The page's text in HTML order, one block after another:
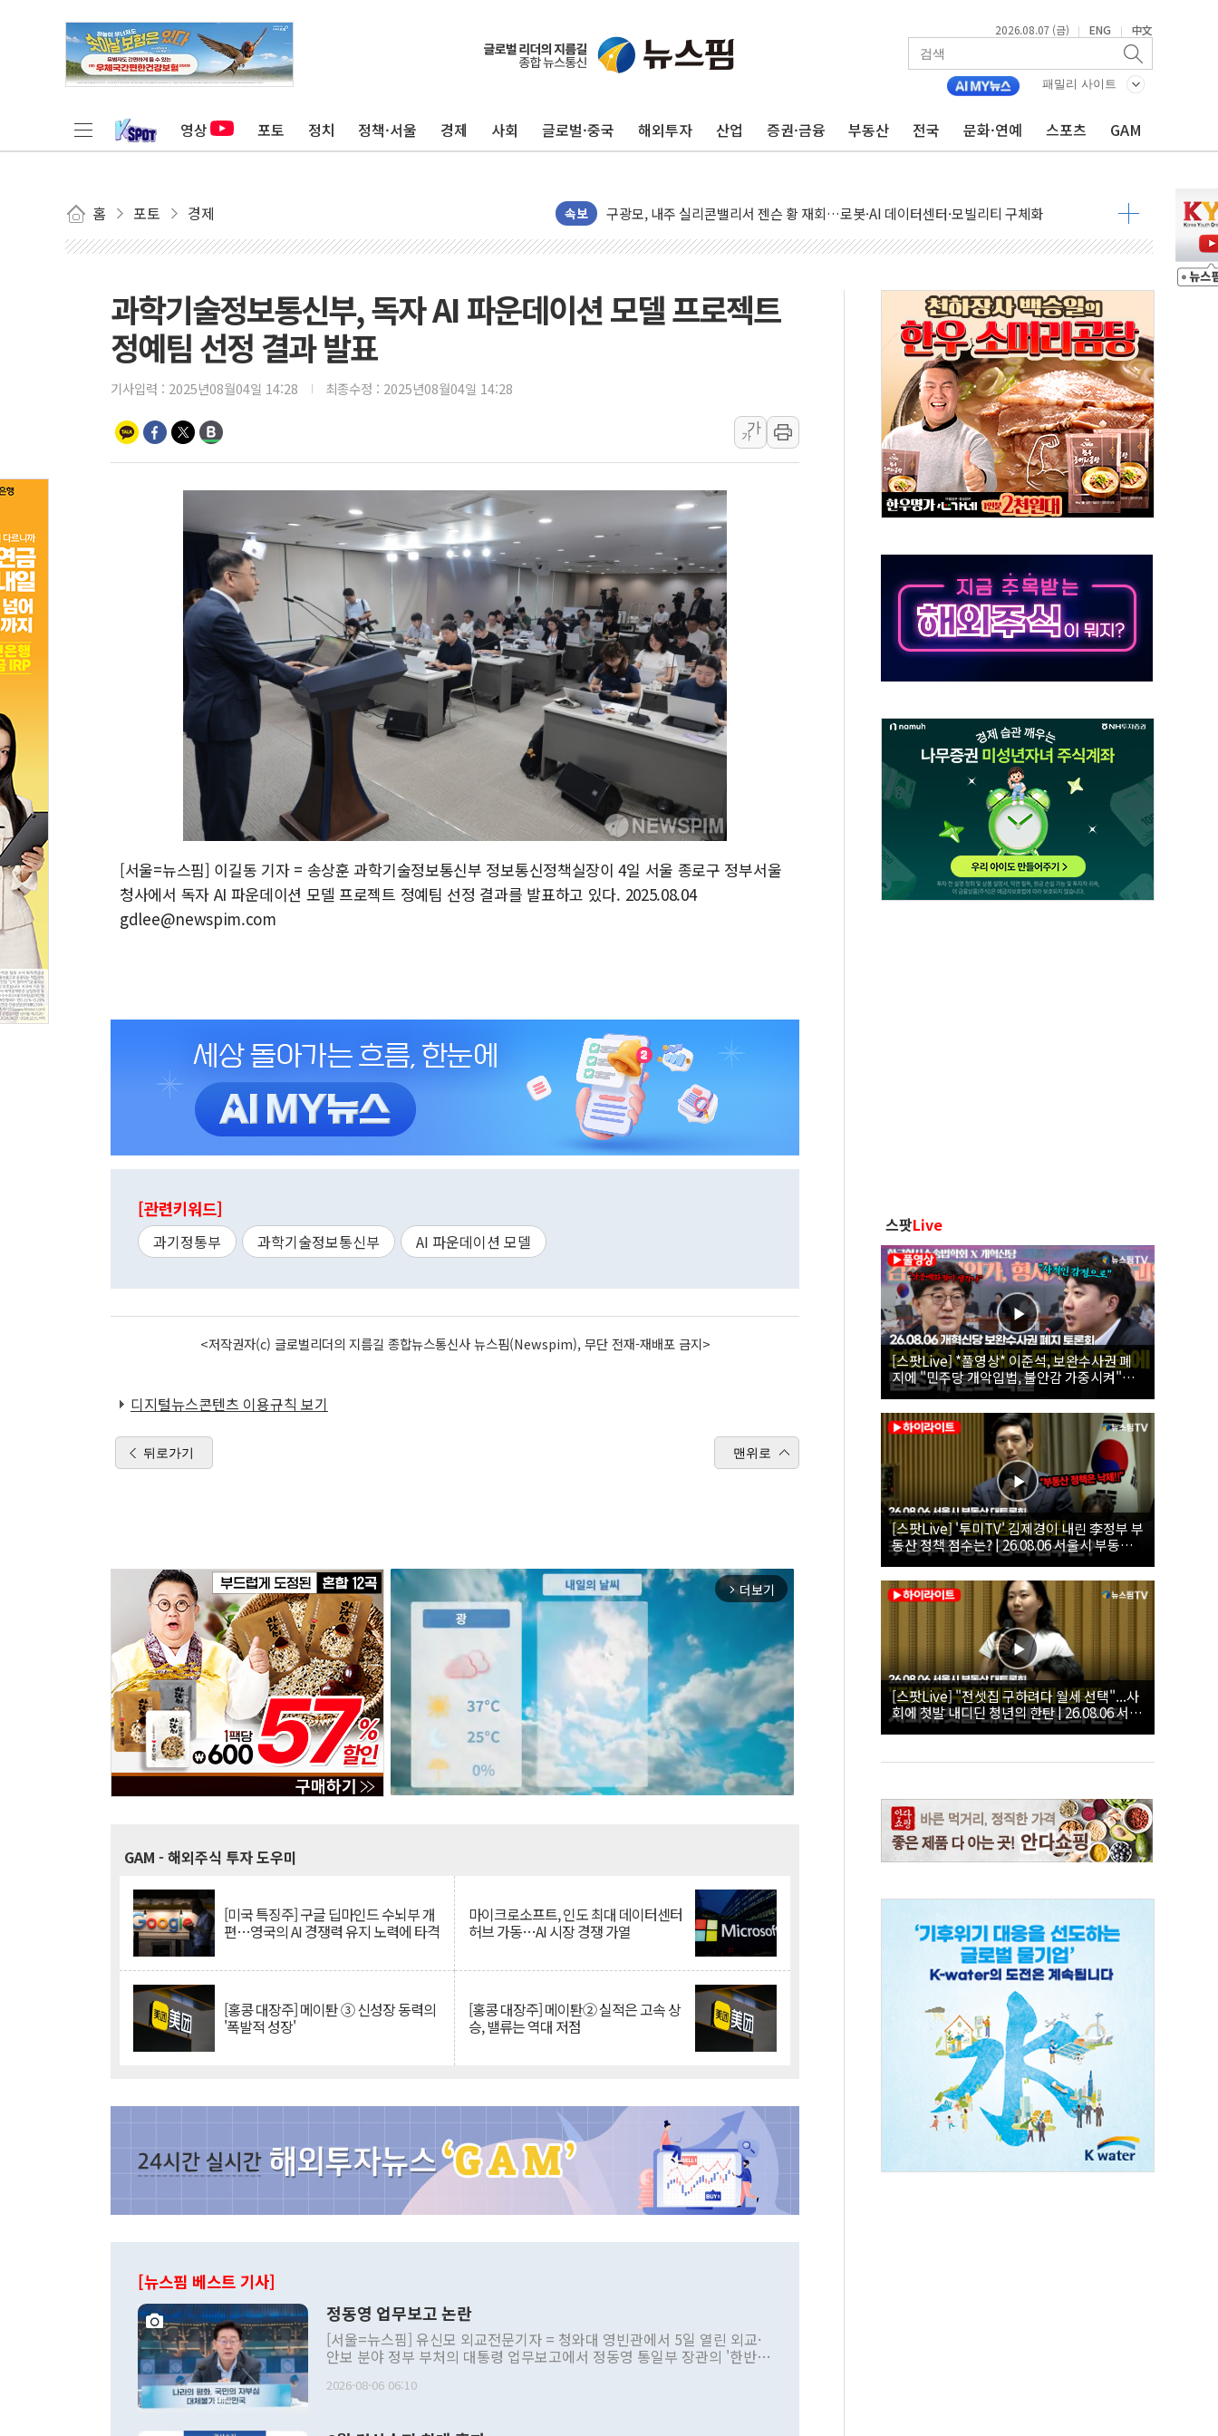
2026.08.07 (금) | ENG | 中文
패밀리 사이트
영상 포토 정치 정책·서울 경제 사회 글로벌·중국 해외투자 산업 증권·금융 부동산 전국 문화·연예 스포츠 GAM
홈 포토 경제 속보
유럽증시, 견조한 실적 소화하며 대부분 상승… "2분기 기업 순이익 21% 증가" 전망
구광모, 내주 실리콘밸리서 젠슨 황 재회…로봇·AI 데이터센터·모빌리티 구체화
뉴욕증시 개장 전 특징주...모더나·아이온큐·도어대시↑ VS 샌디스크·피그마·앱러빈↓
뉴욕증시 프리뷰, 미 주가선물 AI주 차익실현 속 혼조세...웨스턴디지털·샌디스크↓
청와대, 북한 단거리 탄도미사일 발사에 긴급 안보 점검회의
금값 7주 만에 최고…美 고용 둔화·호르무즈 재개방 기대에 강세
[인도증시] 중동 긴장 완화에 실적 호조까지, 상승...호실적 보고 기업 상승세 뚜렷
러, 1인칭시점 드론으로 우크라 민간인 '사파리' 공격… 시민들 공포감 극대화 전략
[베트남 증시] 지수 하락 속 'DGC' 임시 주총 기대감에 홀로 상한가…마진 잔액은 사상 최고
'월가의 황제' 다이먼 "금융시장 레버리지 위험수위…숨은 차입이 더 큰 변수"
양주 섬유염색공장서 화재 1명 중상…대응 1단계 진압 중
김정관 산업부 장관 "주 52시간 손봐야, 경쟁상대 中과 비교해야"
해군 1함대 창설 80주년…지역과 함께하는 '선봉'의 대민 봉사
[3보] 북, 원산서 동해로 단거리 탄도미사일 1발 발사… 올해 10번째·42일 만 도발
우크라 드론 전술, 중남미 콜롬비아에 새 안보 위기… 반군·마약카르텔이 습득해 전투 활용
동해해경, 독도 해상서 부유물 감긴 어선 구조
주한미군 "오산기지 누출, 백린 아닌 무해한 표면 부식 물질"
구미 폐염산처리업체서 불 2시간30여분만에 진화...외국인 노동자 숨져
과학기술정보통신부, 독자 AI 파운데이션 모델 프로젝트
정예팀 선정 결과 발표
기사입력 : 2025년08월04일 14:28 최종수정 : 2025년08월04일 14:28
가
가
[서울=뉴스핌] 이길동 기자 = 송상훈 과학기술정보통신부 정보통신정책실장이 4일 서울 종로구 정부서울
청사에서 독자 AI 파운데이션 모델 프로젝트 정예팀 선정 결과를 발표하고 있다. 2025.08.04
gdlee@newspim.com
[관련키워드]
과기정통부 과학기술정보통신부 AI 파운데이션 모델
<저작권자(c) 글로벌리더의 지름길 종합뉴스통신사 뉴스핌(Newspim), 무단 전재-재배포 금지>
디지털뉴스콘텐츠 이용규칙 보기
뒤로가기 맨위로
arrow_forward_ios 더보기
GAM - 해외주식 투자 도우미
[미국 특징주] 구글 딥마인드 수뇌부 개
편…영국의 AI 경쟁력 유지 노력에 타격
마이크로소프트, 인도 최대 데이터센터
허브 가동…AI 시장 경쟁 가열
[홍콩 대장주] 메이퇀 ③ 신성장 동력의
'폭발적 성장'
[홍콩 대장주] 메이퇀② 실적은 고속 상
승, 밸류는 역대 저점
[뉴스핌 베스트 기사]
정동영 업무보고 논란
[서울=뉴스핌] 유신모 외교전문기자 = 청와대 영빈관에서 5일 열린 외교·
안보 분야 정부 부처의 대통령 업무보고에서 정동영 통일부 장관의 '한반도
발언 중에는 정부 내 조율을 거치지 않은 사안을 정책으로 추진하겠다고 공
2026-08-06 06:10
스팟Live
[스팟Live] *풀영상* 이준석, 보완수사권 폐
지에 "민주당 개악입법, 불안감 가중시켜"｜
26.08.06 개혁신당 보완수사권 폐지 토론회
[스팟Live] '투미TV' 김제경이 내린 李정부 부
동산 정책 점수는? | 26.08.06 서울시 부동산
대토론회
[스팟Live] "전셋집 구하려다 월세 선택"...사
회에 첫발 내디딘 청년의 한탄 | 26.08.06 서울
시 부동산 대토론회